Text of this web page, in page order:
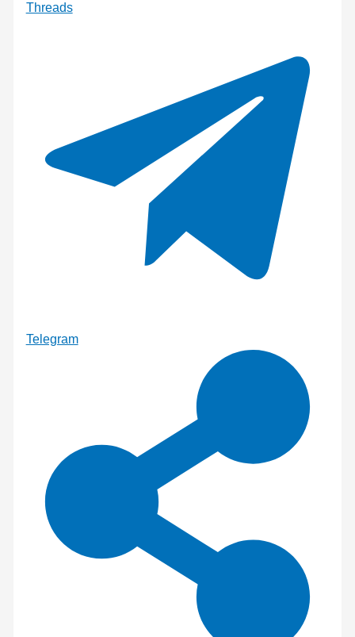
Threads
Telegram